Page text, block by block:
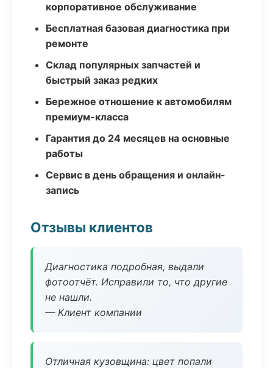
корпоративное обслуживание
Бесплатная базовая диагностика при
ремонте
Склад популярных запчастей и
быстрый заказ редких
Бережное отношение к автомобилям
премиум-класса
Гарантия до 24 месяцев на основные
работы
Сервис в день обращения и онлайн-
запись
Отзывы клиентов
Диагностика подробная, выдали
фотоотчёт. Исправили то, что другие
не нашли.
— Клиент компании
Отличная кузовщина: цвет попали